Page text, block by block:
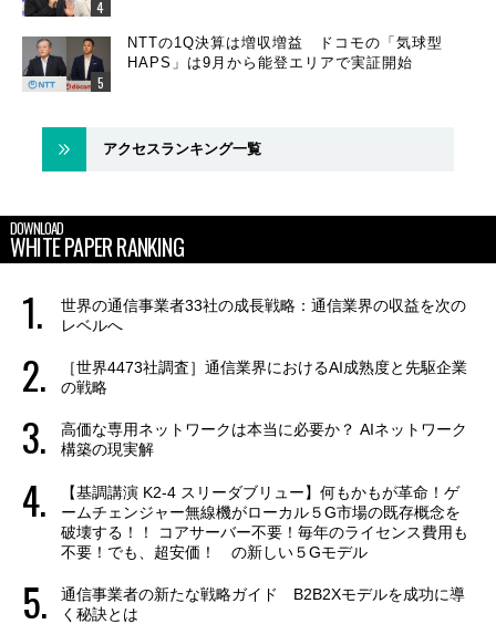
NTTの1Q決算は増収増益 ドコモの「気球型
HAPS」は9月から能登エリアで実証開始
アクセスランキング一覧
DOWNLOAD
WHITE PAPER RANKING
世界の通信事業者33社の成長戦略：通信業界の収益を次の
レベルへ
［世界4473社調査］通信業界におけるAI成熟度と先駆企業
の戦略
高価な専用ネットワークは本当に必要か？ AIネットワーク
構築の現実解
【基調講演 K2-4 スリーダブリュー】何もかもが革命！ゲ
ームチェンジャー無線機がローカル５G市場の既存概念を
破壊する！！ コアサーバー不要！毎年のライセンス費用も
不要！でも、超安価！ の新しい５Gモデル
通信事業者の新たな戦略ガイド B2B2Xモデルを成功に導
く秘訣とは